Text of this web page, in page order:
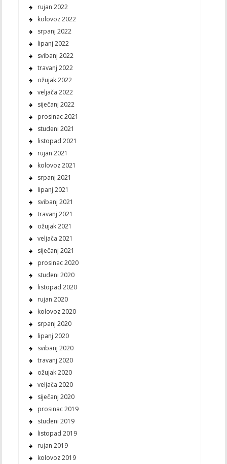
rujan 2022
kolovoz 2022
srpanj 2022
lipanj 2022
svibanj 2022
travanj 2022
ožujak 2022
veljača 2022
siječanj 2022
prosinac 2021
studeni 2021
listopad 2021
rujan 2021
kolovoz 2021
srpanj 2021
lipanj 2021
svibanj 2021
travanj 2021
ožujak 2021
veljača 2021
siječanj 2021
prosinac 2020
studeni 2020
listopad 2020
rujan 2020
kolovoz 2020
srpanj 2020
lipanj 2020
svibanj 2020
travanj 2020
ožujak 2020
veljača 2020
siječanj 2020
prosinac 2019
studeni 2019
listopad 2019
rujan 2019
kolovoz 2019